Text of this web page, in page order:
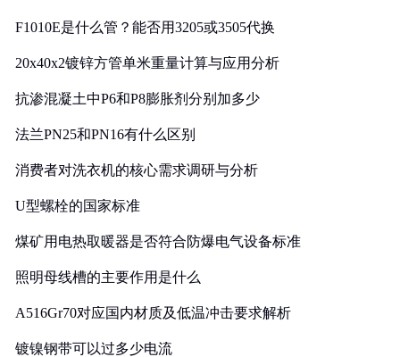
F1010E是什么管？能否用3205或3505代换
20x40x2镀锌方管单米重量计算与应用分析
抗渗混凝土中P6和P8膨胀剂分别加多少
法兰PN25和PN16有什么区别
消费者对洗衣机的核心需求调研与分析
U型螺栓的国家标准
煤矿用电热取暖器是否符合防爆电气设备标准
照明母线槽的主要作用是什么
A516Gr70对应国内材质及低温冲击要求解析
镀镍钢带可以过多少电流